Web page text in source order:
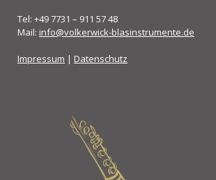
Tel: +49 7731 – 911 57 48
Mail: info@volkerwick-blasinstrumente.de
Impressum | Datenschutz